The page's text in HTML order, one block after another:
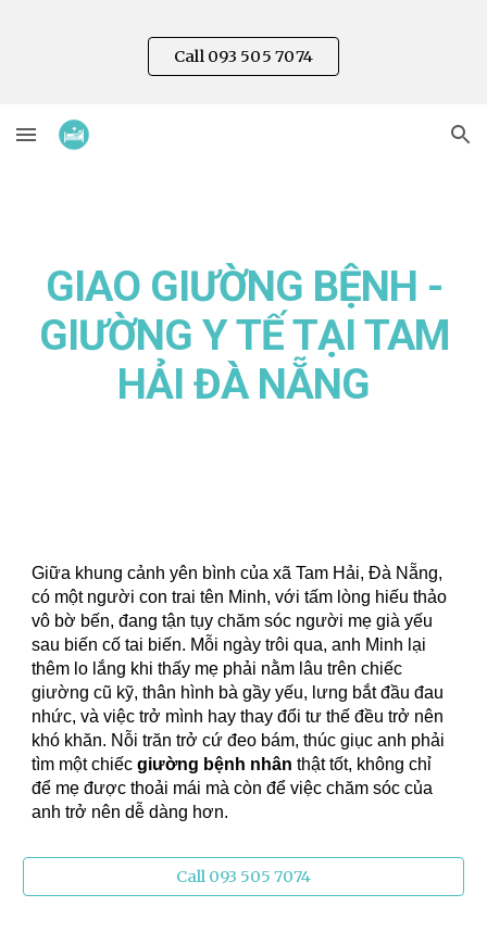
Skip to main content
Skip to navigation
Call 093 505 7074
GIAO GIƯỜNG BỆNH -
GIƯỜNG Y TẾ TẠI TAM
HẢI ĐÀ NẴNG
Giữa khung cảnh yên bình của xã Tam Hải, Đà Nẵng,
có một người con trai tên Minh, với tấm lòng hiếu thảo
vô bờ bến, đang tận tụy chăm sóc người mẹ già yếu
sau biến cố tai biến. Mỗi ngày trôi qua, anh Minh lại
thêm lo lắng khi thấy mẹ phải nằm lâu trên chiếc
giường cũ kỹ, thân hình bà gầy yếu, lưng bắt đầu đau
nhức, và việc trở mình hay thay đổi tư thế đều trở nên
khó khăn. Nỗi trăn trở cứ đeo bám, thúc giục anh phải
tìm một chiếcgiường bệnh nhân thật tốt, không chỉ
để mẹ được thoải mái mà còn để việc chăm sóc của
anh trở nên dễ dàng hơn.
Call 093 505 7074